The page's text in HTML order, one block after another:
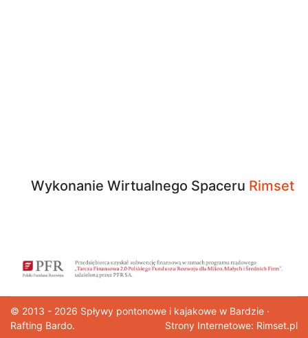
Wykonanie Wirtualnego Spaceru Rimset
© 2013 - 2026 Spływy pontonowe i kajakowe w Bardzie ·
Rafting Bardo.
Strony Internetowe: Rimset.pl